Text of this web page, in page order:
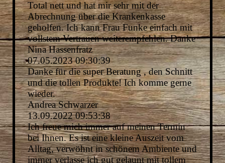
Total nett und hat mir sehr mit der
Abrechnung über die Krankenkasse
geholfen. Ich kann Frau Funke einfach mit
vollstem Vertrauen weiterempfehlen. Danke
Nina Hassenfratz
07.05.2023 09:30:39
Danke für die super Beratung , den Schnitt
und die tollen Produkte! Ich komme gerne
wieder.
Andrea Schwarzer
13.09.2022 09:53:38
Ich freue mich immer auf meinen Termin
bei Ihnen. Es ist eine kleine Auszeit vom
Alltag, verwöhnt in schönem Ambiente und
immer verlasse ich gut gelaunt mit tollem